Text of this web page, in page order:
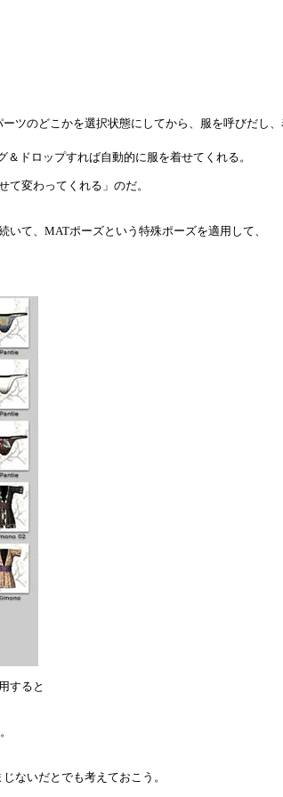
ツのどこかを選択状態にしてから、服を呼びだし
ドロップすれば自動的に服を着せてくれる。
変わってくれる」のだ。
て、MATポーズという特殊ポーズを適用して、
すると
ないだとでも考えておこう。